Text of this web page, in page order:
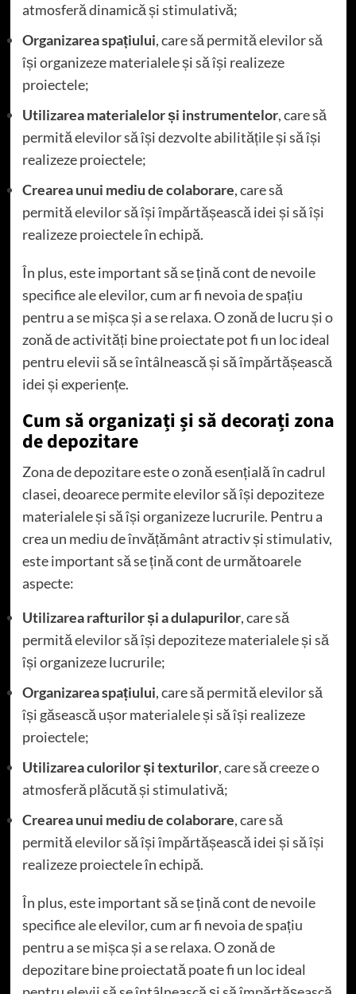
atmosferă dinamică și stimulativă;
Organizarea spațiului, care să permită elevilor să
își organizeze materialele și să își realizeze
proiectele;
Utilizarea materialelor și instrumentelor, care să
permită elevilor să își dezvolte abilitățile și să își
realizeze proiectele;
Crearea unui mediu de colaborare, care să
permită elevilor să își împărtășească idei și să își
realizeze proiectele în echipă.
În plus, este important să se țină cont de nevoile
specifice ale elevilor, cum ar fi nevoia de spațiu
pentru a se mișca și a se relaxa. O zonă de lucru și o
zonă de activități bine proiectate pot fi un loc ideal
pentru elevii să se întâlnească și să împărtășească
idei și experiențe.
Cum să organizați și să decorați zona
de depozitare
Zona de depozitare este o zonă esențială în cadrul
clasei, deoarece permite elevilor să își depoziteze
materialele și să își organizeze lucrurile. Pentru a
crea un mediu de învățământ atractiv și stimulativ,
este important să se țină cont de următoarele
aspecte:
Utilizarea rafturilor și a dulapurilor, care să
permită elevilor să își depoziteze materialele și să
își organizeze lucrurile;
Organizarea spațiului, care să permită elevilor să
își găsească ușor materialele și să își realizeze
proiectele;
Utilizarea culorilor și texturilor, care să creeze o
atmosferă plăcută și stimulativă;
Crearea unui mediu de colaborare, care să
permită elevilor să își împărtășească idei și să își
realizeze proiectele în echipă.
În plus, este important să se țină cont de nevoile
specifice ale elevilor, cum ar fi nevoia de spațiu
pentru a se mișca și a se relaxa. O zonă de
depozitare bine proiectată poate fi un loc ideal